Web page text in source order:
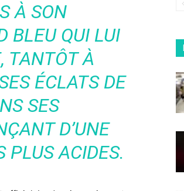
À SON
BLEU QUI LUI
TANTÔT À
ÉCLATS DE
SES
D’UNE
PLUS ACIDES.